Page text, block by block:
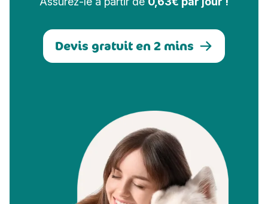
Devis gratuit en 2 mins